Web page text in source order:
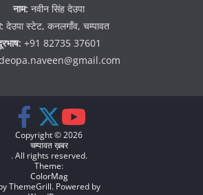
नाम: नवीन सिंह देउपा
देउपा स्टेट, कनलगाँव, चम्पावत
+91 82735 37601
Copyright © 2026
चम्पावत ख़बर
. All rights reserved.
Theme:
ColorMag
ThemeGrill. Powered by